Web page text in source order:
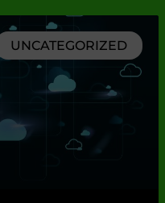
UNCATEGORIZED